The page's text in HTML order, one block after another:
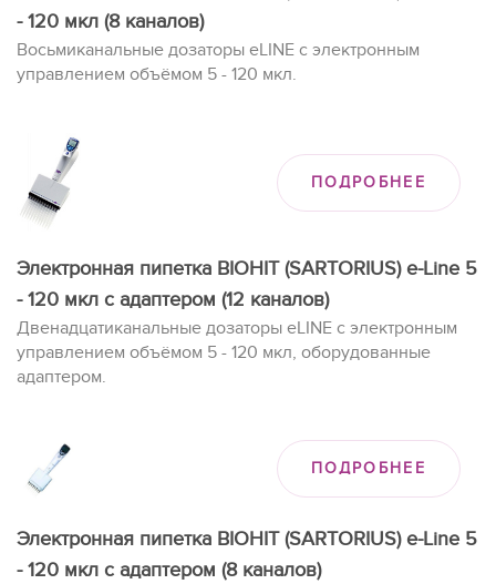
- 120 мкл (8 каналов)
Восьмиканальные дозаторы eLINE с электронным
управлением объёмом 5 - 120 мкл.
ПОДРОБНЕЕ
Электронная пипетка BIOHIT (SARTORIUS) e-Line 5
- 120 мкл с адаптером (12 каналов)
Двенадцатиканальные дозаторы eLINE с электронным
управлением объёмом 5 - 120 мкл, оборудованные
адаптером.
ПОДРОБНЕЕ
Электронная пипетка BIOHIT (SARTORIUS) e-Line 5
- 120 мкл с адаптером (8 каналов)